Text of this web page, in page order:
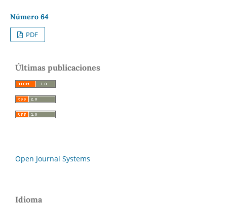
Número 64
PDF
Últimas publicaciones
Open Journal Systems
Idioma